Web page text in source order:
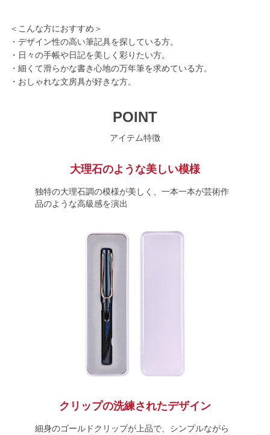
＜こんな方におすすめ＞
・デザイン性の高い筆記具を探している方。
・日々の手帳や日記を美しく彩りたい方。
・細くて滑らかな書き心地の万年筆を求めている方。
・おしゃれな文房具が好きな方。
POINT
アイテム特徴
大理石のような美しい模様
独特の大理石調の模様が美しく、一本一本が芸術作
品のような高級感を演出
クリップの洗練されたデザイン
細身のゴールドクリップが上品で、シンプルながら